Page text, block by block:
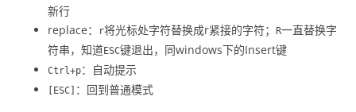
新行
replace：
r将光标处字符替换成r紧接的字符； R一直替换字
符串，知道ESC键退出，同windows下的Insert键
Ctrl+p：自动提示
[ESC] ：回到普通模式